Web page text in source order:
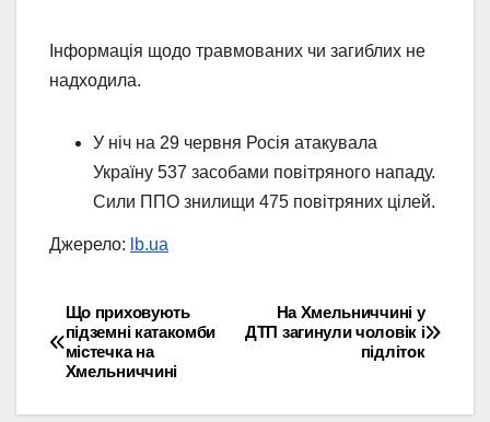
Інформація щодо травмованих чи загиблих не
надходила.
У ніч на 29 червня Росія атакувала
Україну 537 засобами повітряного нападу.
Сили ППО знилищи 475 повітряних цілей.
Джерело: lb.ua
Навігація
записів
На Хмельниччині у
ДТП загинули чоловік і
підліток
Що приховують
підземні катакомби
містечка на
Хмельниччині